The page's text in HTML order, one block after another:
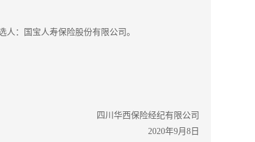
：国宝人寿保险股份有限公司。
四川华西保险经纪有限公司
2020年9月8日